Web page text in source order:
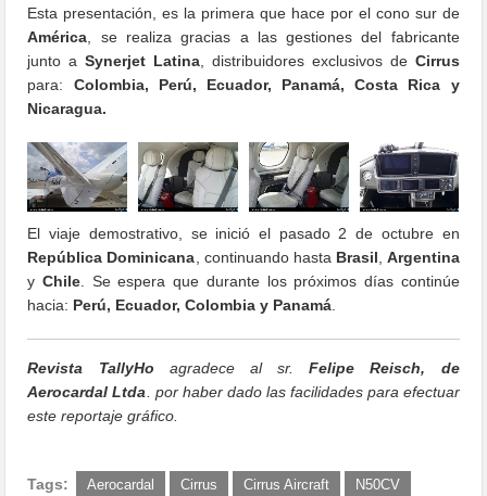
Esta presentación, es la primera que hace por el cono sur de
América , se realiza gracias a las gestiones del fabricante
junto aSynerjet Latina , distribuidores exclusivos de Cirrus
para: Colombia, Perú, Ecuador, Panamá, Costa Rica y
Nicaragua.
El viaje demostrativo, se inició el pasado 2 de octubre en
República Dominicana, continuando hasta Brasil, Argentina
yChile. Se espera que durante los próximos días continúe
hacia: Perú, Ecuador, Colombia y Panamá.
Revista TallyHo agradece al sr.Felipe Reisch, de
Aerocardal Ltda. por haber dado las facilidades para efectuar
este reportaje gráfico.
Tags: Aerocardal Cirrus Cirrus Aircraft
N50CV